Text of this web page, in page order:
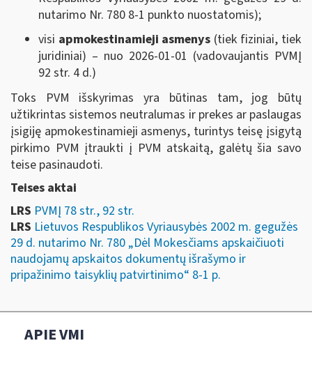
nutarimo Nr. 780 8-1 punkto nuostatomis);
visi apmokestinamieji asmenys (tiek fiziniai, tiek
juridiniai) – nuo 2026-01-01 (vadovaujantis PVMĮ
92 str. 4 d.)
Toks PVM išskyrimas yra būtinas tam, jog būtų
užtikrintas sistemos neutralumas ir prekes ar paslaugas
įsigiję apmokestinamieji asmenys, turintys teisę įsigytą
pirkimo PVM įtraukti į PVM atskaitą, galėtų šia savo
teise pasinaudoti.
Teises aktai
LRS PVMĮ 78 str., 92 str.
LRS Lietuvos Respublikos Vyriausybės 2002 m. gegužės
29 d. nutarimo Nr. 780 „Dėl Mokesčiams apskaičiuoti
naudojamų apskaitos dokumentų išrašymo ir
pripažinimo taisyklių patvirtinimo“ 8-1 p.
APIE VMI